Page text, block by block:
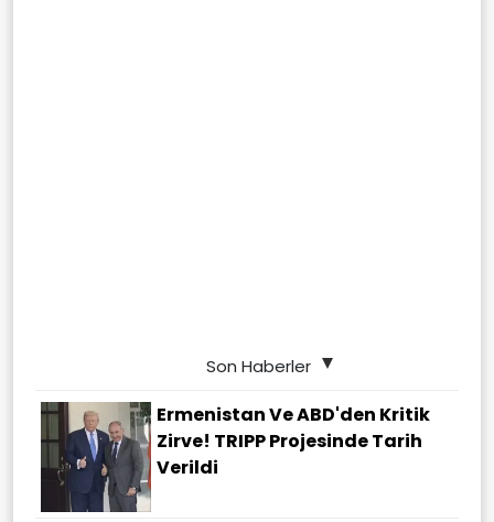
Son Haberler
Ermenistan Ve ABD'den Kritik
Zirve! TRIPP Projesinde Tarih
Verildi